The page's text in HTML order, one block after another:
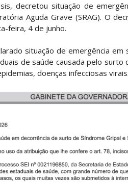
decretou situação de
Aguda Grave (SRAG). O
feira, 4 de junho.
situação de emergência
de saúde causada pelo surto
doenças infecciosas virais.